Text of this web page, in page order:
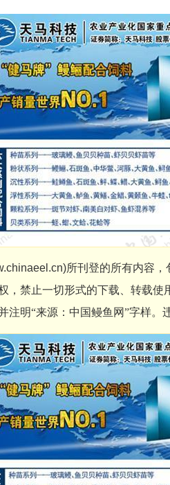
)所刊登的所有内容，
，禁止一切形式的下载、转载
注明“来源：中国鳗鱼网”字样。